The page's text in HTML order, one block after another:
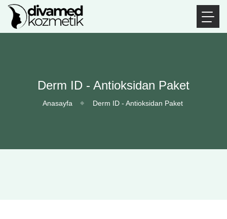
Derm ID - Antioksidan Paket
Anasayfa Derm ID - Antioksidan Paket